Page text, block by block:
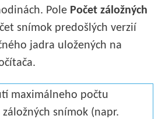
Pole Počet záložných
snímok predošlých verzií
jadra uložených na
maximálneho počtu
snímok (napr.